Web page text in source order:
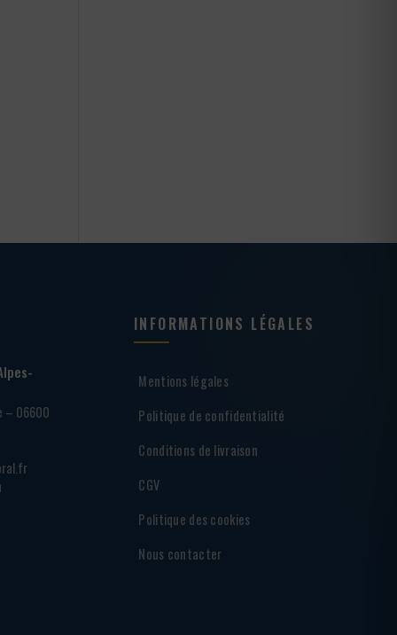
– 06600
INFORMATIONS LÉGALES
Mentions légales
Politique de confidentialité
Conditions de livraison
CGV
Politique des cookies
Nous contacter